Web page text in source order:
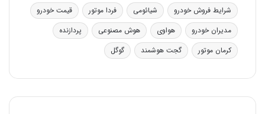
شرایط فروش خودرو
شیائومی فردا موتور
قیمت خودرو
مدیران خودرو
هواوی هوش مصنوعی
پردازنده
کرمان موتور
گجت هوشمند گوگل